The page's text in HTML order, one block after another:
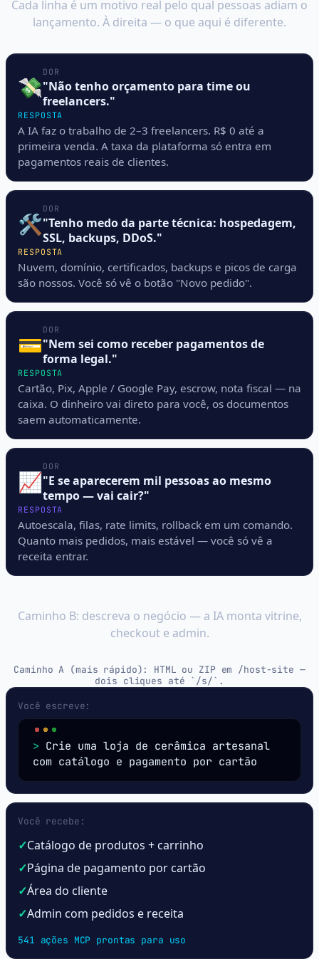
Cada linha é um motivo real pelo qual pessoas adiam o
lançamento. À direita — o que aqui é diferente.
💸
DOR
"Não tenho orçamento para time ou
freelancers."
RESPOSTA
A IA faz o trabalho de 2–3 freelancers. R$ 0 até a
primeira venda. A taxa da plataforma só entra em
pagamentos reais de clientes.
🛠️
DOR
"Tenho medo da parte técnica: hospedagem,
SSL, backups, DDoS."
RESPOSTA
Nuvem, domínio, certificados, backups e picos de carga
são nossos. Você só vê o botão "Novo pedido".
💳
DOR
"Nem sei como receber pagamentos de
forma legal."
RESPOSTA
Cartão, Pix, Apple / Google Pay, escrow, nota fiscal — na
caixa. O dinheiro vai direto para você, os documentos
saem automaticamente.
📈
DOR
"E se aparecerem mil pessoas ao mesmo
tempo — vai cair?"
RESPOSTA
Autoescala, filas, rate limits, rollback em um comando.
Quanto mais pedidos, mais estável — você só vê a
receita entrar.
Caminho B: descreva o negócio — a IA monta vitrine,
checkout e admin.
Caminho A (mais rápido): HTML ou ZIP em /host-site —
dois cliques até `/s/`.
Você escreve:
> Crie uma loja de cerâmica artesanal
com catálogo e pagamento por cartão
Você recebe:
✓Catálogo de produtos + carrinho
✓Página de pagamento por cartão
✓Área do cliente
✓Admin com pedidos e receita
541 ações MCP prontas para uso